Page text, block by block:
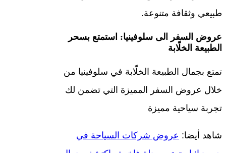
طبيعي وثقافة متنوعة.
عروض السفر الى سلوفينيا: استمتع بسحر
الطبيعة الخلّابة
تمتع بجمال الطبيعة الخلّابة في سلوفينيا من
خلال عروض السفر المميزة التي تضمن لك
تجربة سياحية مميزة
شاهد أيضا: عروض شركات السياحة في